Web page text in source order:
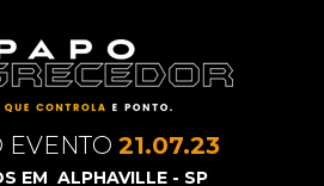
EVENTO 21.07.23
EM  ALPHAVILLE - SP